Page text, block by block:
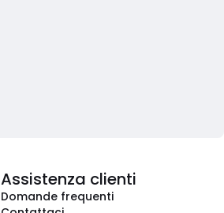
Assistenza clienti
Domande frequenti